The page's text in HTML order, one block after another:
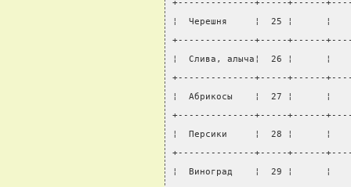
+--------------+-----+------
¦  Черешня     ¦  25 ¦
+--------------+-----+------
¦  Слива, алыча¦  26 ¦
+--------------+-----+------
¦  Абрикосы    ¦  27 ¦
+--------------+-----+------
¦  Персики     ¦  28 ¦
+--------------+-----+------
¦  Виноград    ¦  29 ¦